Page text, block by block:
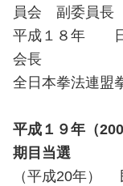
員会 副委員長
平成１８年 日
会長
全日本拳法連
平成１９年（
期目当選
（平成20年）